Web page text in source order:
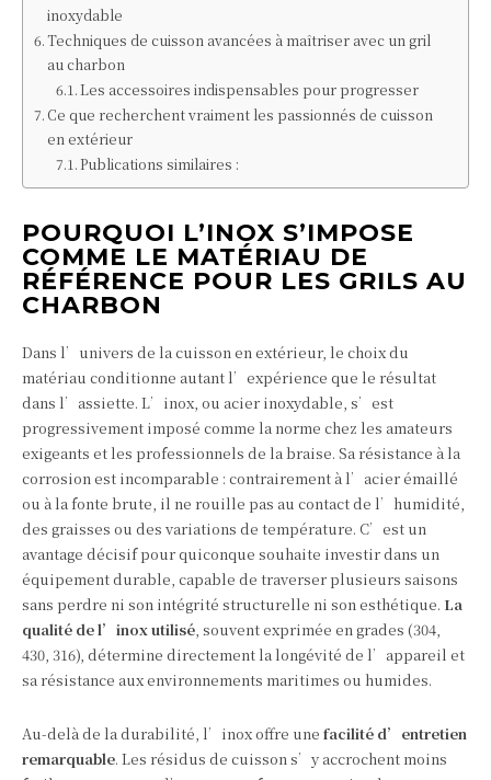
inoxydable
Techniques de cuisson avancées à maîtriser avec un gril
au charbon
Les accessoires indispensables pour progresser
Ce que recherchent vraiment les passionnés de cuisson
en extérieur
Publications similaires :
POURQUOI L’INOX S’IMPOSE
COMME LE MATÉRIAU DE
RÉFÉRENCE POUR LES GRILS AU
CHARBON
Dans l’univers de la cuisson en extérieur, le choix du
matériau conditionne autant l’expérience que le résultat
dans l’assiette. L’inox, ou acier inoxydable, s’est
progressivement imposé comme la norme chez les amateurs
exigeants et les professionnels de la braise. Sa résistance à la
corrosion est incomparable : contrairement à l’acier émaillé
ou à la fonte brute, il ne rouille pas au contact de l’humidité,
des graisses ou des variations de température. C’est un
avantage décisif pour quiconque souhaite investir dans un
équipement durable, capable de traverser plusieurs saisons
sans perdre ni son intégrité structurelle ni son esthétique. La
qualité de l’inox utilisé, souvent exprimée en grades (304,
430, 316), détermine directement la longévité de l’appareil et
sa résistance aux environnements maritimes ou humides.
Au-delà de la durabilité, l’inox offre une facilité d’entretien
remarquable. Les résidus de cuisson s’y accrochent moins